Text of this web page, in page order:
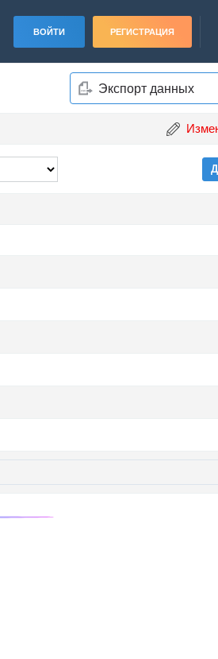
ВОЙТИ РЕГИСТРАЦИЯ
Экспорт данных